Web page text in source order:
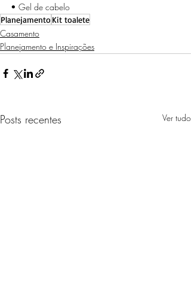
• Gel de cabelo
Planejamento Kit toalete
Casamento
Planejamento e Inspirações
Posts recentes Ver tudo